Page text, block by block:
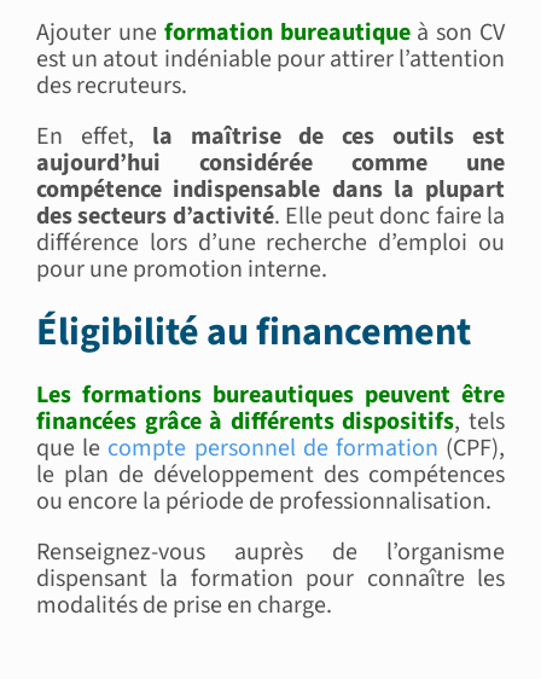
Ajouter une formation bureautiqueà son CV
est un atout indéniable pour attirer l’attention
des recruteurs.
En effet, la maîtrise de ces outils est
aujourd’hui considérée comme une
compétence indispensable dans la plupart
des secteurs d’activité. Elle peut donc faire la
différence lors d’une recherche d’emploi ou
pour une promotion interne.
Éligibilité au financement
Les formations bureautiques peuvent être
financées grâce à différents dispositifs, tels
que le compte personnel de formation (CPF),
le plan de développement des compétences
ou encore la période de professionnalisation.
Renseignez-vous auprès de l’organisme
dispensant la formation pour connaître les
modalités de prise en charge.